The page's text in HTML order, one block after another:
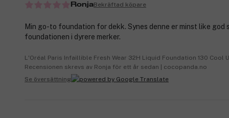
RonjaBekräftad köpare
Min go-to foundation for dekk. Synes denne er minst like god
foundationen i dyrere merker.
L'Oréal Paris Infaillible Fresh Wear 32H Liquid Foundation 130 Cool
Recensionen skrevs av Ronja för ett år sedan | cocopanda.no
Se översättning